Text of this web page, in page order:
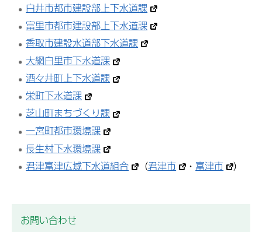
白井市都市建設部上下水道課
富里市都市建設部上下水道課
香取市建設水道部下水道課
大網白里市下水道課
酒々井町上下水道課
栄町下水道課
芝山町まちづくり課
一宮町都市環境課
長生村下水環境課
君津富津広域下水道組合
（君津市 ・ 富津市 ）
お問い合わせ